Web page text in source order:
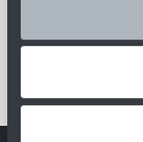
Continuous kilns